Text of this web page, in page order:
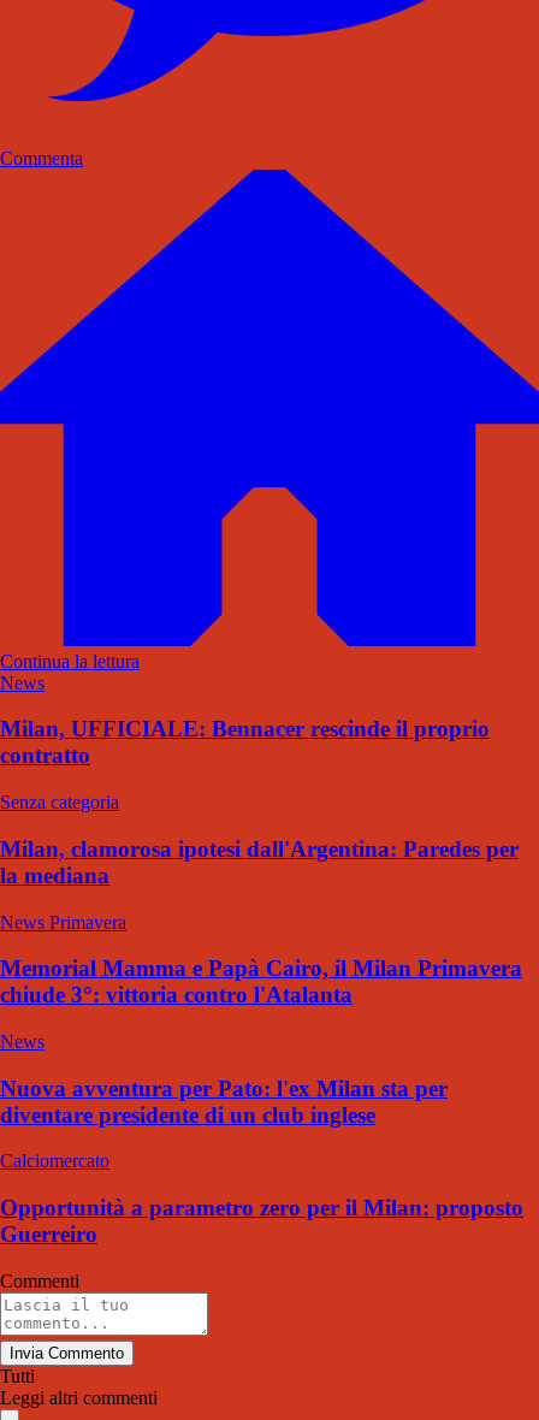
Commenta
Continua la lettura
News
Milan, UFFICIALE: Bennacer rescinde il proprio
contratto
Senza categoria
Milan, clamorosa ipotesi dall'Argentina: Paredes per
la mediana
News Primavera
Memorial Mamma e Papà Cairo, il Milan Primavera
chiude 3°: vittoria contro l'Atalanta
News
Nuova avventura per Pato: l'ex Milan sta per
diventare presidente di un club inglese
Calciomercato
Opportunità a parametro zero per il Milan: proposto
Guerreiro
Commenti
Invia Commento
Tutti
Leggi altri commenti